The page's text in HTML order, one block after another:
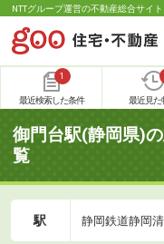
NTTグループ運営の不動産総合サイ
1
最近検索した条件 最近見た
御門台駅(静岡県)
覧
駅 静岡鉄道静岡